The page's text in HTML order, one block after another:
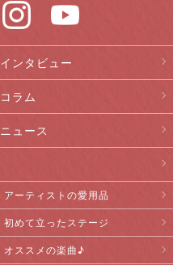
インタビュー
コラム
ニュース
アーティストの愛用品
初めて立ったステージ
オススメの楽曲♪